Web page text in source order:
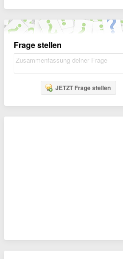
Frage stellen
JETZT Frage stellen